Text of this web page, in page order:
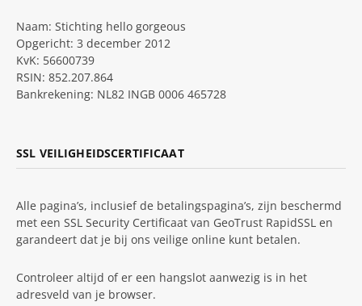
Naam: Stichting hello gorgeous
Opgericht: 3 december 2012
KvK: 56600739
RSIN: 852.207.864
Bankrekening: NL82 INGB 0006 465728
SSL VEILIGHEIDSCERTIFICAAT
Alle pagina’s, inclusief de betalingspagina’s, zijn beschermd
met een SSL Security Certificaat van GeoTrust RapidSSL en
garandeert dat je bij ons veilige online kunt betalen.
Controleer altijd of er een hangslot aanwezig is in het
adresveld van je browser.